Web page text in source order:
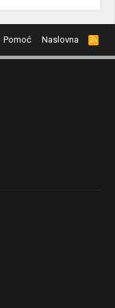
Pomoć Naslovna
R
S
S